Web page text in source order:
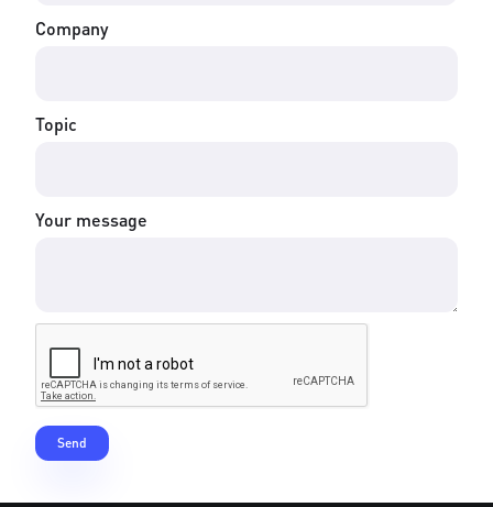
Company
Topic
Your message